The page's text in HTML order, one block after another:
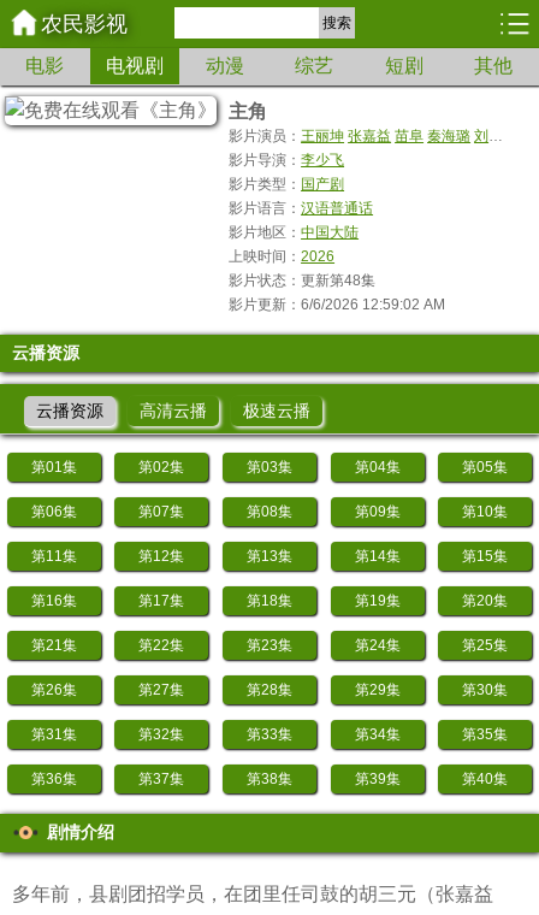
农民影视 搜索
电影 电视剧 动漫 综艺 短剧 其他
主角
影片演员：王丽坤 张嘉益 苗阜 秦海璐 刘浩存
影片导演：李少飞
影片类型： 国产剧
影片语言：汉语普通话
影片地区：中国大陆
上映时间：2026
影片状态：更新第48集
影片更新：6/6/2026 12:59:02 AM
云播资源
云播资源 高清云播 极速云播
第01集 第02集 第03集 第04集 第05集
第06集 第07集 第08集 第09集 第10集
第11集 第12集 第13集 第14集 第15集
第16集 第17集 第18集 第19集 第20集
第21集 第22集 第23集 第24集 第25集
第26集 第27集 第28集 第29集 第30集
第31集 第32集 第33集 第34集 第35集
第36集 第37集 第38集 第39集 第40集
第41集
剧情介绍
多年前，县剧团招学员，在团里任司鼓的胡三元（张嘉益